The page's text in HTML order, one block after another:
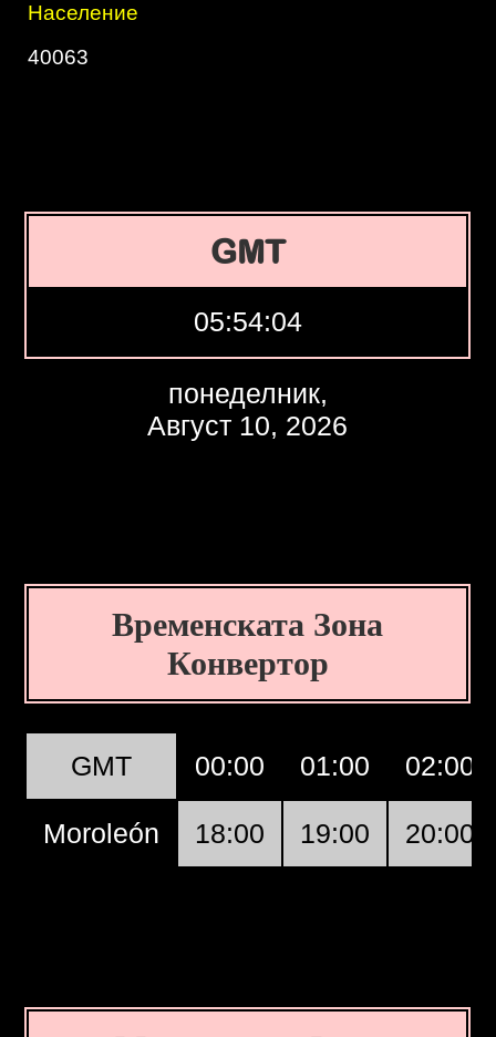
Население
40063
GMT
05:54:05
понеделник,
Август 10, 2026
Временската Зона
Конвертор
GMT 00:00 01:00 02:00
Moroleón 18:00 19:00 20:00